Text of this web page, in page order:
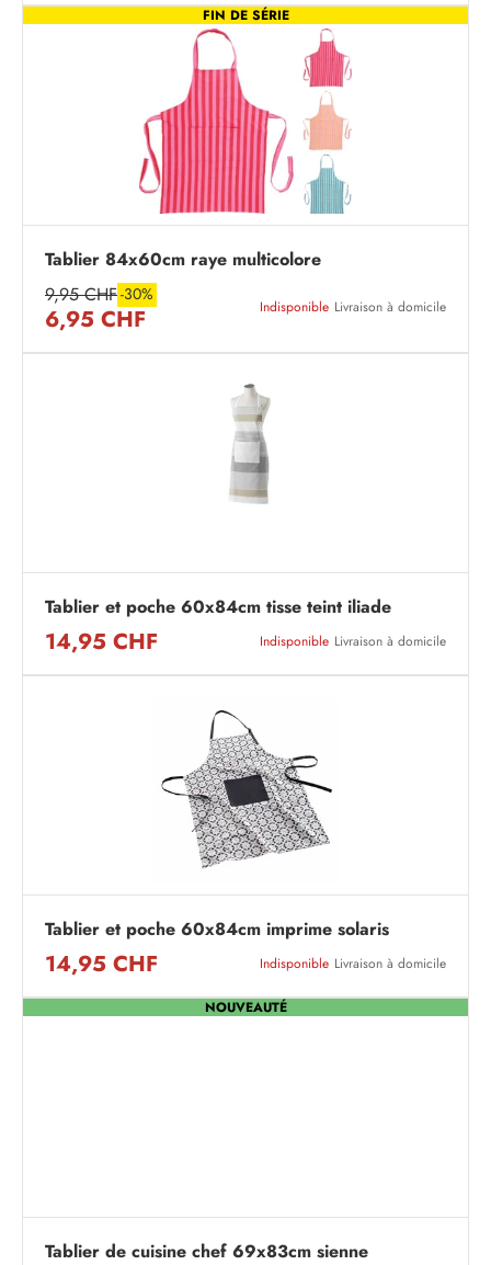
FIN DE SÉRIE
Tablier 84x60cm raye multicolore
9,95 CHF-30%
6,95 CHF Indisponible Livraison à domicile
Tablier et poche 60x84cm tisse teint iliade
14,95 CHF Indisponible Livraison à domicile
Tablier et poche 60x84cm imprime solaris
14,95 CHF Indisponible Livraison à domicile
NOUVEAUTÉ
Tablier de cuisine chef 69x83cm sienne